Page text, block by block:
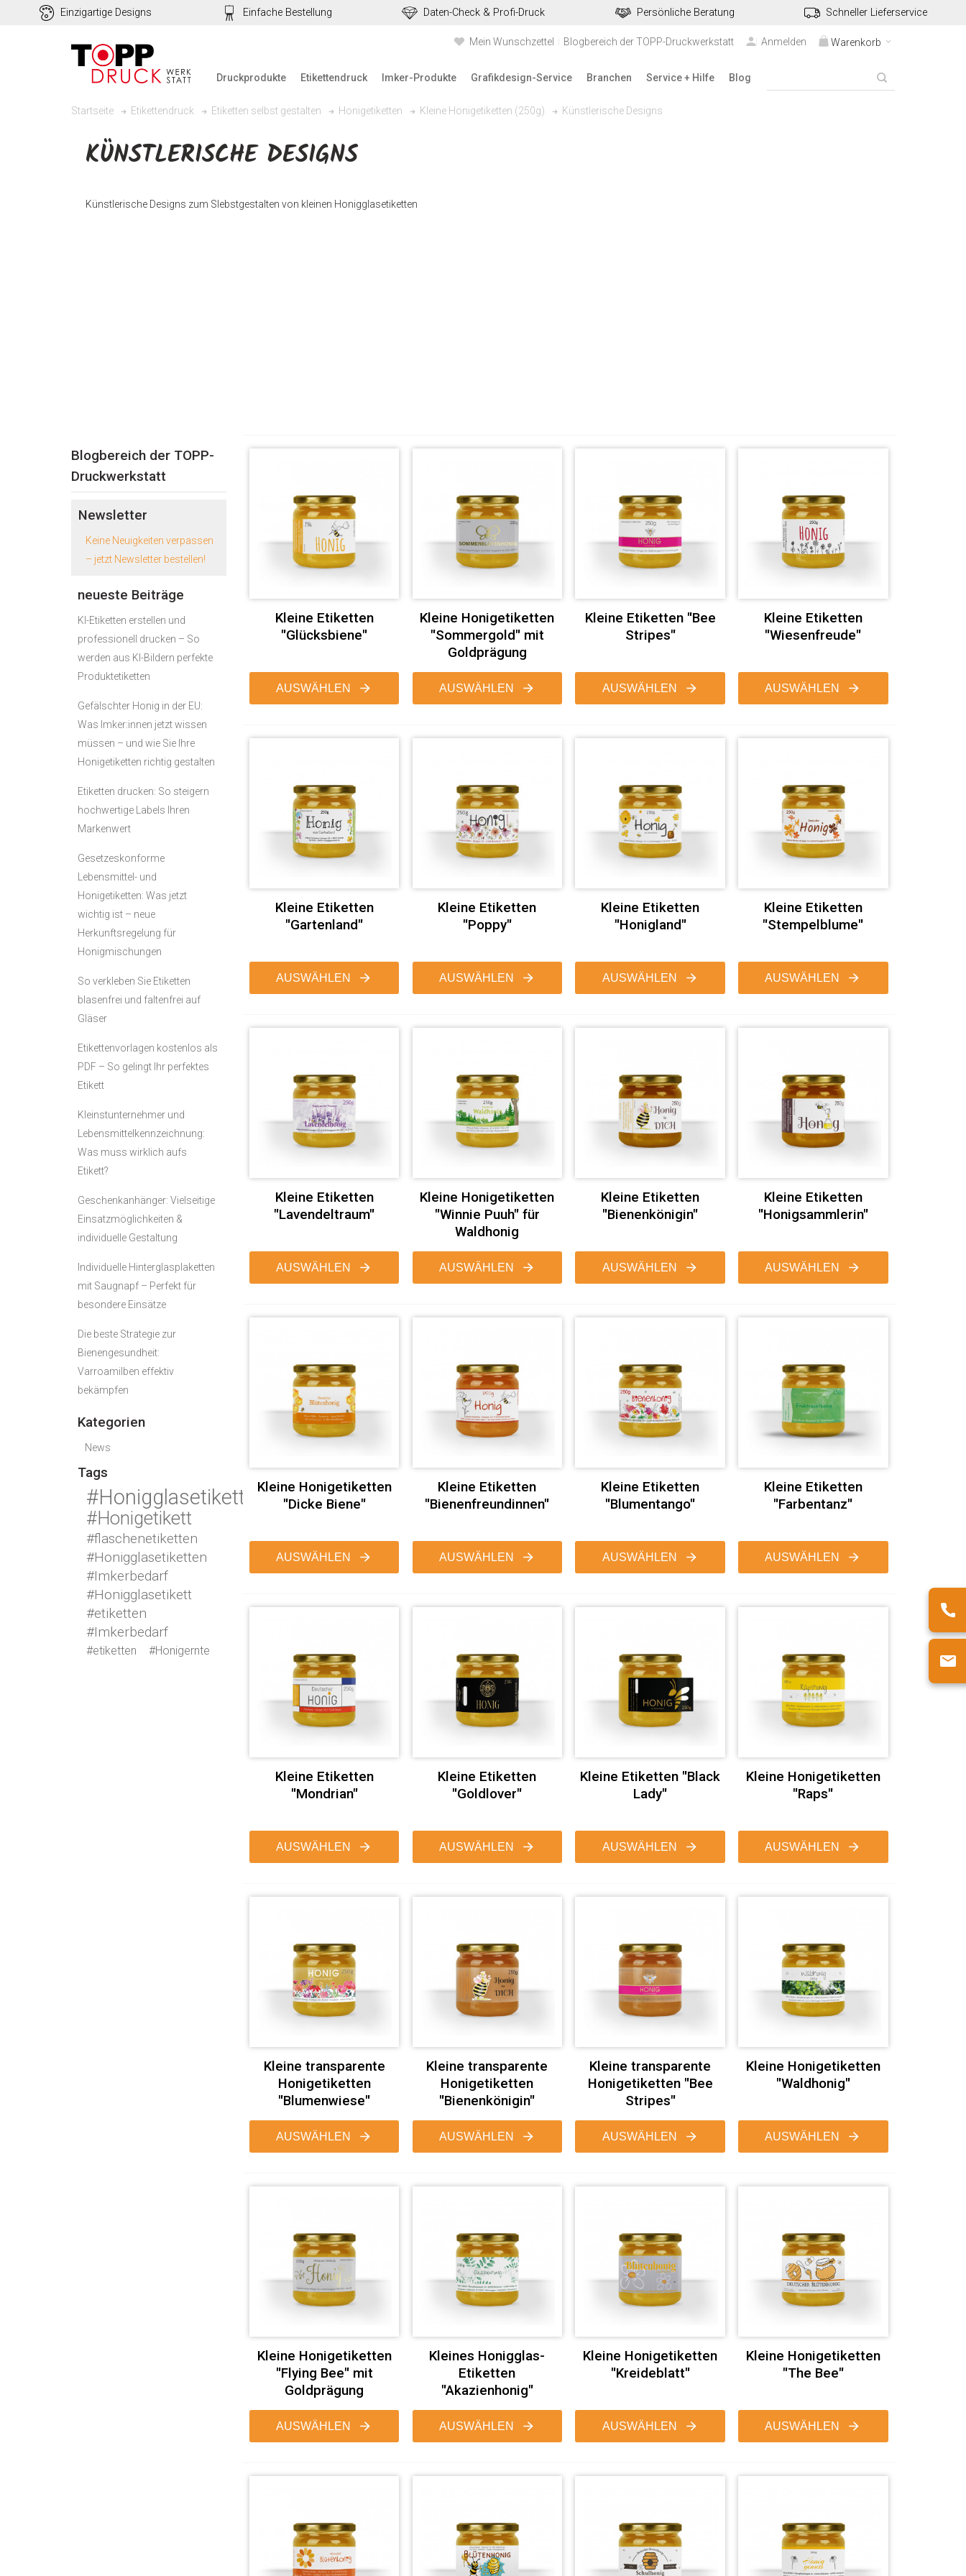
Einzigartige Designs Einfache Bestellung Daten-Check & Profi-Druck Persönliche Beratung Schneller Lieferservice
Warenkorb
Mein Wunschzettel Blogbereich der TOPP-Druckwerkstatt Anmelden
Druckprodukte Etikettendruck Imker-Produkte Grafikdesign-Service Branchen Service + Hilfe Blog
Startseite Etikettendruck Etiketten selbst gestalten Honigetiketten Kleine Honigetiketten (250g) Künstlerische Designs
KÜNSTLERISCHE DESIGNS
Künstlerische Designs zum Slebstgestalten von kleinen Honigglasetiketten
Kleine Etiketten
"Glücksbiene"
AUSWÄHLEN
Kleine Honigetiketten
"Sommergold" mit
Goldprägung
AUSWÄHLEN
Kleine Etiketten "Bee
Stripes"
AUSWÄHLEN
Kleine Etiketten
"Wiesenfreude"
AUSWÄHLEN
Kleine Etiketten
"Gartenland"
AUSWÄHLEN
Kleine Etiketten
"Poppy"
AUSWÄHLEN
Kleine Etiketten
"Honigland"
AUSWÄHLEN
Kleine Etiketten
"Stempelblume"
AUSWÄHLEN
Kleine Etiketten
"Lavendeltraum"
AUSWÄHLEN
Kleine Honigetiketten
"Winnie Puuh" für
Waldhonig
AUSWÄHLEN
Kleine Etiketten
"Bienenkönigin"
AUSWÄHLEN
Kleine Etiketten
"Honigsammlerin"
AUSWÄHLEN
Kleine Honigetiketten
"Dicke Biene"
AUSWÄHLEN
Kleine Etiketten
"Bienenfreundinnen"
AUSWÄHLEN
Kleine Etiketten
"Blumentango"
AUSWÄHLEN
Kleine Etiketten
"Farbentanz"
AUSWÄHLEN
Kleine Etiketten
"Mondrian"
AUSWÄHLEN
Kleine Etiketten
"Goldlover"
AUSWÄHLEN
Kleine Etiketten "Black
Lady"
AUSWÄHLEN
Kleine Honigetiketten
"Raps"
AUSWÄHLEN
Kleine transparente
Honigetiketten
"Blumenwiese"
AUSWÄHLEN
Kleine transparente
Honigetiketten
"Bienenkönigin"
AUSWÄHLEN
Kleine transparente
Honigetiketten "Bee
Stripes"
AUSWÄHLEN
Kleine Honigetiketten
"Waldhonig"
AUSWÄHLEN
Kleine Honigetiketten
"Flying Bee" mit
Goldprägung
AUSWÄHLEN
Kleines Honigglas-
Etiketten
"Akazienhonig"
AUSWÄHLEN
Kleine Honigetiketten
"Kreideblatt"
AUSWÄHLEN
Kleine Honigetiketten
"The Bee"
AUSWÄHLEN
Blogbereich der TOPP-
Druckwerkstatt
Newsletter
Keine Neuigkeiten verpassen
– jetzt Newsletter bestellen!
neueste Beiträge
KI-Etiketten erstellen und
professionell drucken – So
werden aus KI-Bildern perfekte
Produktetiketten
Gefälschter Honig in der EU:
Was Imker:innen jetzt wissen
müssen – und wie Sie Ihre
Honigetiketten richtig gestalten
Etiketten drucken: So steigern
hochwertige Labels Ihren
Markenwert
Gesetzeskonforme
Lebensmittel- und
Honigetiketten: Was jetzt
wichtig ist – neue
Herkunftsregelung für
Honigmischungen
So verkleben Sie Etiketten
blasenfrei und faltenfrei auf
Gläser
Etikettenvorlagen kostenlos als
PDF – So gelingt Ihr perfektes
Etikett
Kleinstunternehmer und
Lebensmittelkennzeichnung:
Was muss wirklich aufs
Etikett?
Geschenkanhänger: Vielseitige
Einsatzmöglichkeiten &
individuelle Gestaltung
Individuelle Hinterglasplaketten
mit Saugnapf – Perfekt für
besondere Einsätze
Die beste Strategie zur
Bienengesundheit:
Varroamilben effektiv
bekämpfen
Kategorien
News
Tags
#Honigglasetikett
#Honigetikett
#flaschenetiketten
#Honigglasetiketten
#Imkerbedarf
#Honigglasetikett
#etiketten
#Imkerbedarf
#etiketten #Honigernte